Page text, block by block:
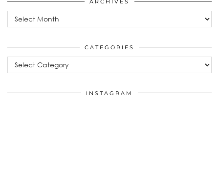
ARCHIVES
Archives
CATEGORIES
Categories
INSTAGRAM